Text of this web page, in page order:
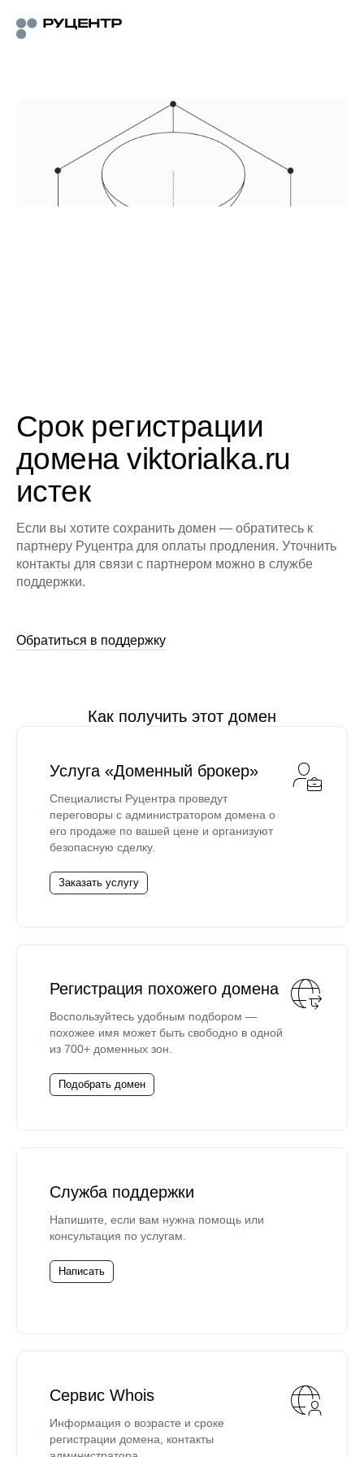
Срок регистрации
домена viktorialka.ru
истек
Если вы хотите сохранить домен — обратитесь к
партнеру Руцентра для оплаты продления. Уточнить
контакты для связи с партнером можно в службе
поддержки.
Обратиться в поддержку
Как получить этот домен
Услуга «Доменный брокер»
Специалисты Руцентра проведут
переговоры с администратором домена о
его продаже по вашей цене и организуют
безопасную сделку.
Заказать услугу
Регистрация похожего домена
Воспользуйтесь удобным подбором —
похожее имя может быть свободно в одной
из 700+ доменных зон.
Подобрать домен
Служба поддержки
Напишите, если вам нужна помощь или
консультация по услугам.
Написать
Сервис Whois
Информация о возрасте и сроке
регистрации домена, контакты